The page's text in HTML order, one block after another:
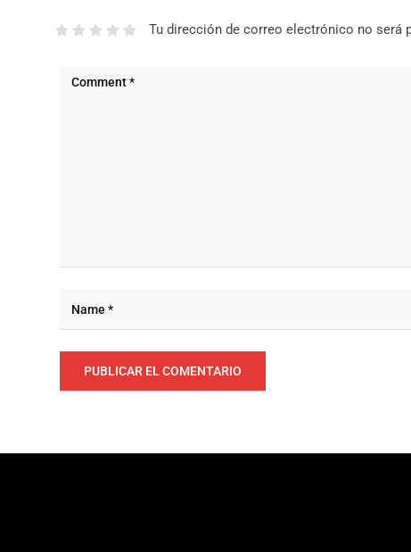
Tu dirección de correo electrónico no será